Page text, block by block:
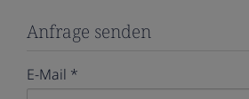
Anfrage senden
E-Mail